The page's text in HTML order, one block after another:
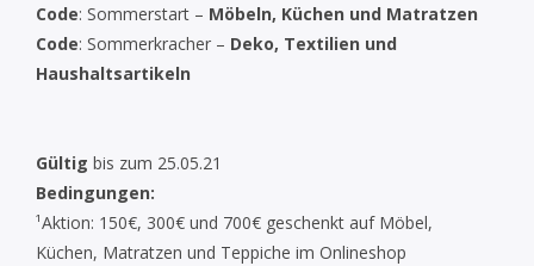
Code: Sommerstart – Möbeln, Küchen und Matratzen
Code: Sommerkracher – Deko, Textilien und
Haushaltsartikeln
Gültig bis zum 25.05.21
Bedingungen:
¹Aktion: 150€, 300€ und 700€ geschenkt auf Möbel,
Küchen, Matratzen und Teppiche im Onlineshop